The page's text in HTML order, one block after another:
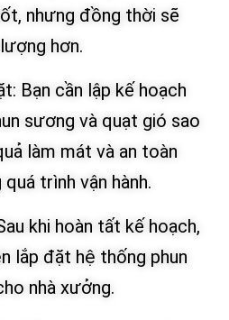
nhưng đồng thời sẽ
hơn.
Bạn cần lập kế hoạch
sương và quạt gió sao
làm mát và an toàn
trình vận hành.
khi hoàn tất kế hoạch,
lắp đặt hệ thống phun
nhà xưởng.